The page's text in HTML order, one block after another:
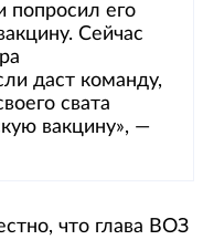
попросил его
Сейчас
даст команду,
свата
вакцину», —
что глава ВОЗ